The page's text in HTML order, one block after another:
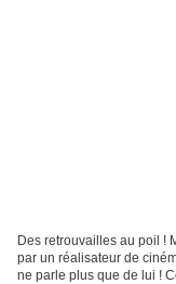
Des retrouvailles au poil !
par un réalisateur de
ne parle plus que de lui !